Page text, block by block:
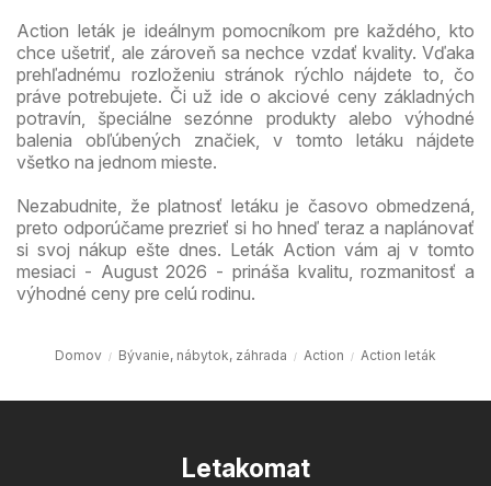
Action leták je ideálnym pomocníkom pre každého, kto
chce ušetriť, ale zároveň sa nechce vzdať kvality. Vďaka
prehľadnému rozloženiu stránok rýchlo nájdete to, čo
práve potrebujete. Či už ide o akciové ceny základných
potravín, špeciálne sezónne produkty alebo výhodné
balenia obľúbených značiek, v tomto letáku nájdete
všetko na jednom mieste.
Nezabudnite, že platnosť letáku je časovo obmedzená,
preto odporúčame prezrieť si ho hneď teraz a naplánovať
si svoj nákup ešte dnes. Leták Action vám aj v tomto
mesiaci - August 2026 - prináša kvalitu, rozmanitosť a
výhodné ceny pre celú rodinu.
Domov Bývanie, nábytok, záhrada Action Action leták
Letakomat